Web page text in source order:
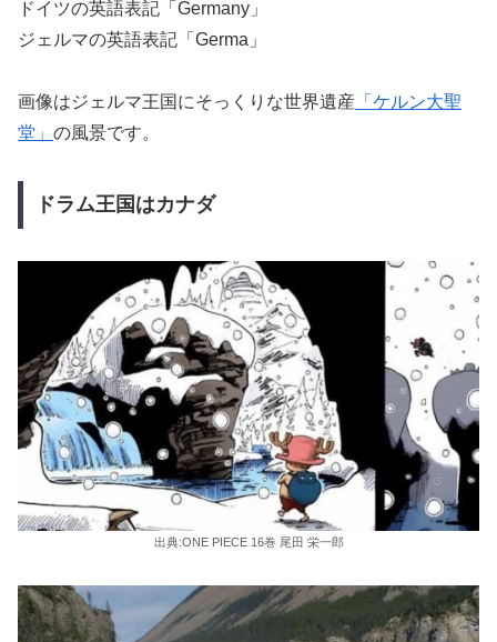
ドイツの英語表記「Germany」
ジェルマの英語表記「Germa」
画像はジェルマ王国にそっくりな世界遺産 「ケルン大聖
堂」 の風景です。
ドラム王国はカナダ
出典:ONE PIECE 16巻 尾田 栄一郎